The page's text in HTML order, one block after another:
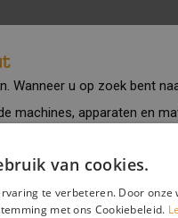
Wanneer u op zoek bent
machines, apparaten en
van cookies.
te verbeteren. Door onze
met ons Cookiebeleid.